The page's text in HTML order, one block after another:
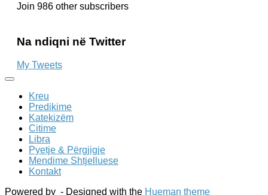
Join 986 other subscribers
Na ndiqni në Twitter
My Tweets
Kreu
Predikime
Katekizëm
Citime
Libra
Pyetje & Përgjigje
Mendime Shtjelluese
Kontakt
Powered by - Designed with the Hueman theme